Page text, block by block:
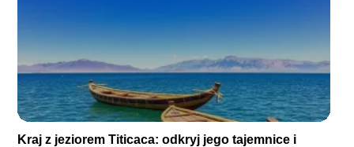
Kraj z jeziorem Titicaca: odkryj jego tajemnice i